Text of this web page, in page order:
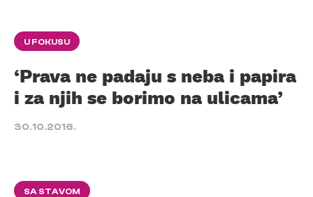
U FOKUSU
‘Prava ne padaju s neba i papira
i za njih se borimo na ulicama’
30.10.2016.
SA STAVOM